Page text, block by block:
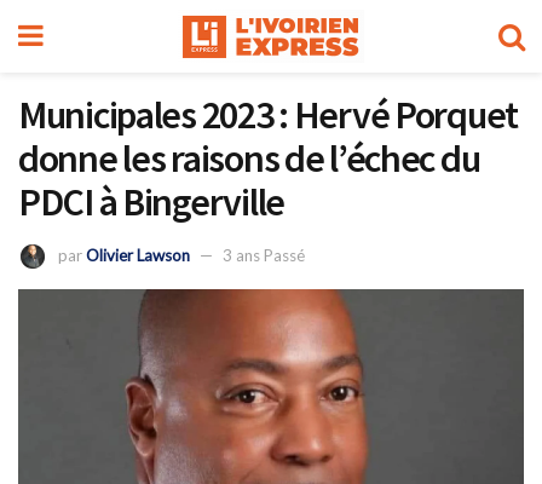
Municipales 2023 : Hervé Porquet
donne les raisons de l’échec du
PDCI à Bingerville
parOlivier Lawson 3 ans Passé